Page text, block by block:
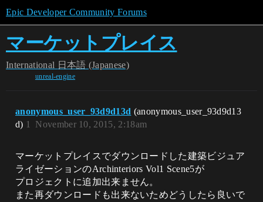
Epic Developer Community Forums
マーケットプレイス
International 日本語 (Japanese)
unreal-engine
anonymous_user_93d9d13d (anonymous_user_93d9d13
d)
November 10, 2015, 2:18am
1
マーケットプレイスでダウンロードした建築ビジュア
ライゼーションのArchinteriors Vol1 Scene5が
プロジェクトに追加出来ません。
また再ダウンロードも出来ないためどうしたら良いで